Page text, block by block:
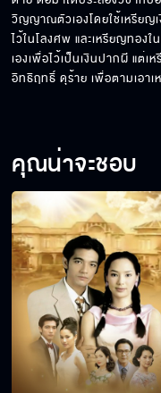
วิญญาณตัวเองโดยใช้เหรียญ
ไว้ในโลงศพ และเหรียญทอง
เองเพื่อไว้เป็นเงินปากผี แต่
อิทธิฤทธิ์ ดุร้าย เพื่อตามเอา
คุณน่าจะชอบ